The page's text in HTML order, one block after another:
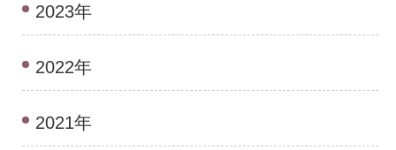
2023年
2022年
2021年